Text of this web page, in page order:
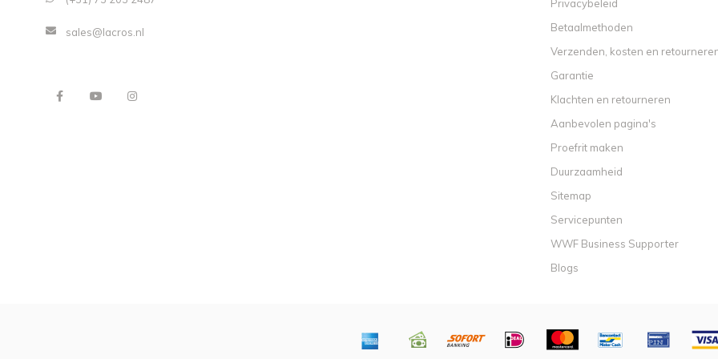
sales@lacros.nl
Privacybeleid
Betaalmethoden
Verzenden, kosten en
Garantie
Klachten en retourneren
Aanbevolen pagina's
Proefrit maken
Duurzaamheid
Sitemap
Servicepunten
WWF Business Supporter
Blogs